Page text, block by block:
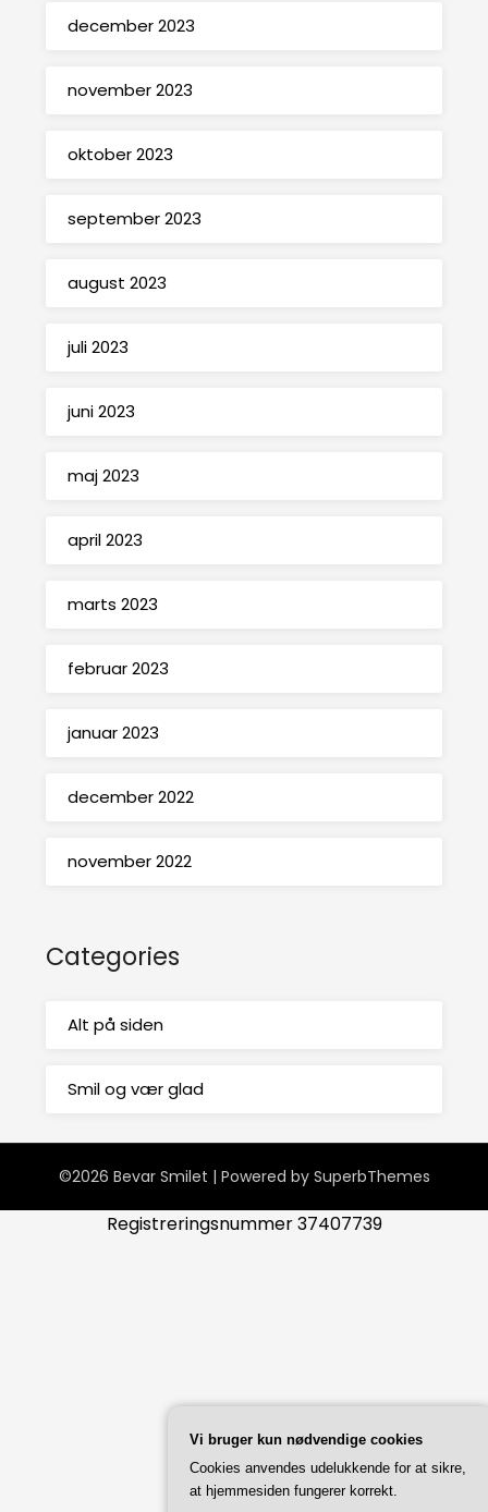
december 2023
november 2023
oktober 2023
september 2023
august 2023
juli 2023
juni 2023
maj 2023
april 2023
marts 2023
februar 2023
januar 2023
december 2022
november 2022
Categories
Alt på siden
Smil og vær glad
©2026 Bevar Smilet | Powered by SuperbThemes
Registreringsnummer 37407739
Vi bruger kun nødvendige cookies
Cookies anvendes udelukkende for at sikre,
at hjemmesiden fungerer korrekt.